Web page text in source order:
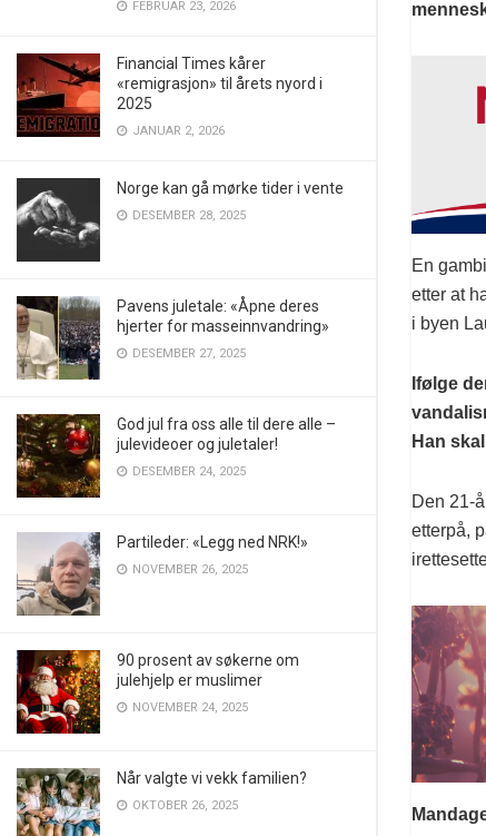
FEBRUAR 23, 2026
Financial Times kårer
«remigrasjon» til årets nyord i
2025
JANUAR 2, 2026
Norge kan gå mørke tider i vente
DESEMBER 28, 2025
Pavens juletale: «Åpne deres
hjerter for masseinnvandring»
DESEMBER 27, 2025
God jul fra oss alle til dere alle –
julevideoer og juletaler!
DESEMBER 24, 2025
Partileder: «Legg ned NRK!»
NOVEMBER 26, 2025
90 prosent av søkerne om
julehjelp er muslimer
NOVEMBER 24, 2025
Når valgte vi vekk familien?
OKTOBER 26, 2025
En
etter at
i byen
Ifølge
Han
Den 21-
etterpå,